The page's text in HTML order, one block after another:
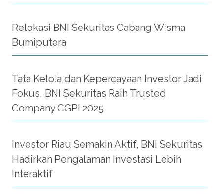
Relokasi BNI Sekuritas Cabang Wisma
Bumiputera
Tata Kelola dan Kepercayaan Investor Jadi
Fokus, BNI Sekuritas Raih Trusted
Company CGPI 2025
Investor Riau Semakin Aktif, BNI Sekuritas
Hadirkan Pengalaman Investasi Lebih
Interaktif